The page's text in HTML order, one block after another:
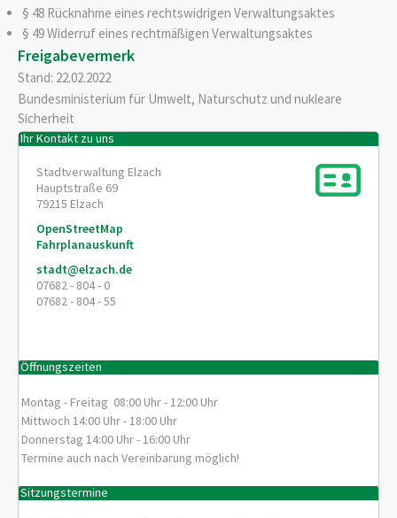
§ 48 Rücknahme eines rechtswidrigen Verwaltungsaktes
§ 49 Widerruf eines rechtmäßigen Verwaltungsaktes
Freigabevermerk
Stand: 22.02.2022
Bundesministerium für Umwelt, Naturschutz und nukleare
Sicherheit
Ihr Kontakt zu uns
Stadtverwaltung Elzach
Hauptstraße 69
79215 Elzach
OpenStreetMap
Fahrplanauskunft
stadt@elzach.de
07682 - 804 - 0
07682 - 804 - 55
Öffnungszeiten
Montag - Freitag 08:00 Uhr - 12:00 Uhr
Mittwoch 14:00 Uhr - 18:00 Uhr
Donnerstag 14:00 Uhr - 16:00 Uhr
Termine auch nach Vereinbarung möglich!
Sitzungstermine